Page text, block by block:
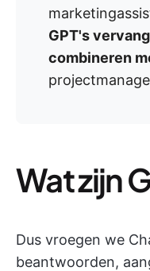
GPT's
combineren
Wat zijn
Dus vroegen we
beantwoorden,